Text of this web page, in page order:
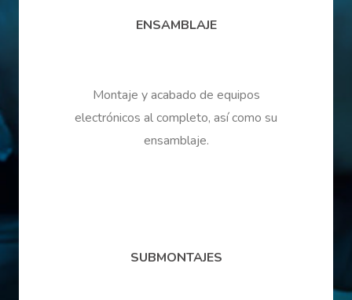
ENSAMBLAJE
Montaje y acabado de equipos
electrónicos al completo, así como su
ensamblaje.
SUBMONTAJES